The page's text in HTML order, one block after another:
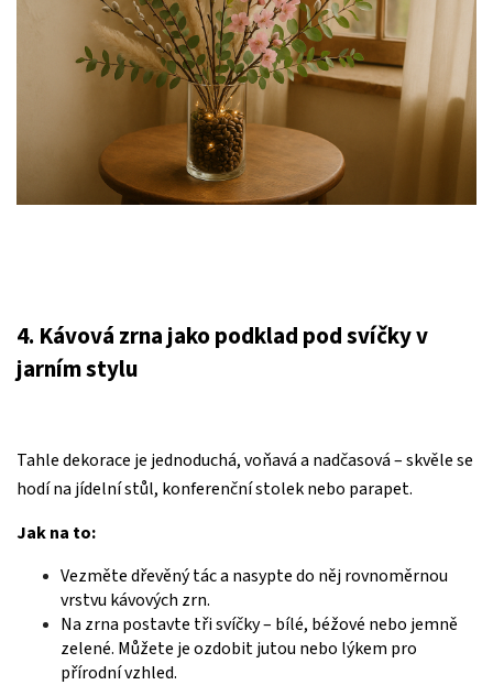
4. Kávová zrna jako podklad pod svíčky v
jarním stylu
Tahle dekorace je jednoduchá, voňavá a nadčasová – skvěle se
hodí na jídelní stůl, konferenční stolek nebo parapet.
Jak na to:
Vezměte dřevěný tác a nasypte do něj rovnoměrnou
vrstvu kávových zrn.
Na zrna postavte tři svíčky – bílé, béžové nebo jemně
zelené. Můžete je ozdobit jutou nebo lýkem pro
přírodní vzhled.